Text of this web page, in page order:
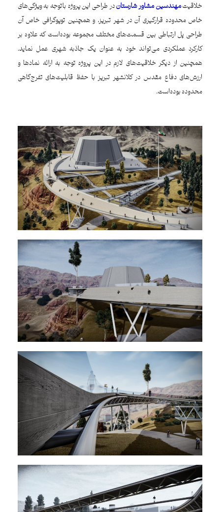
خلاقیتمهندسین مشاور شارستاندر طراحی این پروژه باتوجه به ویژگی‌های
خاص محدوده قرارگیری آن در شهر تبریز، و همچنین توپوگرافی خاص آن
طراحی پل ارتباطی بین قسمت‌های مختلف مجموعه بوده‌است که علاوه بر
کارکرد عملکردی می‌تواند خود به‌ عنوان یک جاذبه شهری عمل نماید.
همچنین از دیگر خلاقیت‌های لازم در این پروژه توجه به ارائه نمادها و
ارزش‌های دفاع مقدس در کلانشهر تبریز با حفظ قابلیت‌های تفرج‌گاهی
محدوده بوده‌است.